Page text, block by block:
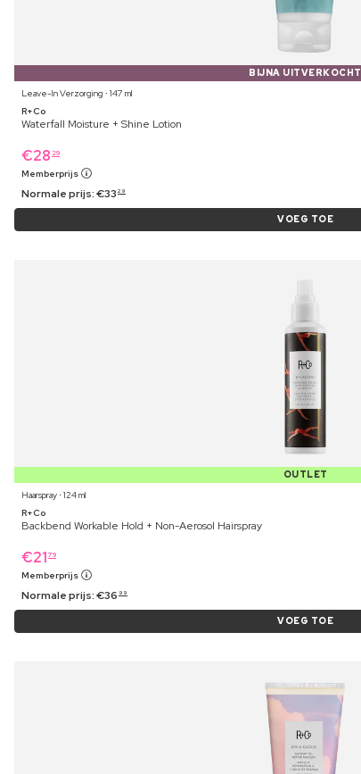
BIJNA UITVERKOCHT
Leave-In Verzorging ⋅ 147 ml
R+Co
Waterfall Moisture + Shine Lotion
€28 29
Memberprijs
Normale prijs:€33 29
VOEG TOE
OUTLET
Haarspray ⋅ 124 ml
R+Co
Backbend Workable Hold + Non-Aerosol Hairspray
€21 79
Memberprijs
Normale prijs:€36 99
VOEG TOE